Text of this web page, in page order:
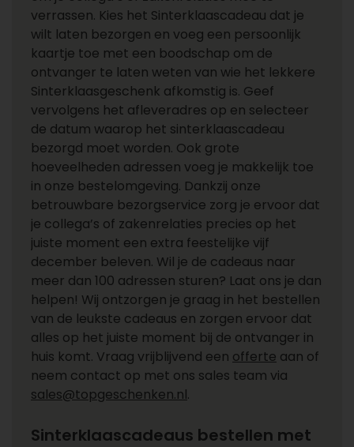
verrassen. Kies het Sinterklaascadeau dat je
wilt laten bezorgen en voeg een persoonlijk
kaartje toe met een boodschap om de
ontvanger te laten weten van wie het lekkere
Sinterklaasgeschenk afkomstig is. Geef
vervolgens het afleveradres op en selecteer
de datum waarop het sinterklaascadeau
bezorgd moet worden. Ook grote
hoeveelheden adressen voeg je makkelijk toe
in onze bestelomgeving. Dankzij onze
betrouwbare bezorgservice zorg je ervoor dat
je collega’s of zakenrelaties precies op het
juiste moment een extra feestelijke vijf
december beleven. Wil je de cadeaus naar
meer dan 100 adressen sturen? Laat ons je dan
helpen! Wij ontzorgen je graag in het bestellen
van de leukste cadeaus en zorgen ervoor dat
alles op het juiste moment bij de ontvanger in
huis komt. Vraag vrijblijvend een offerte aan of
neem contact op met ons sales team via
sales@topgeschenken.nl.
Sinterklaascadeaus bestellen met